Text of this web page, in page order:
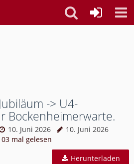
-> U4-
Bockenheimerwarte.
10. Juni 2026
10. Juni 2026
mal gelesen
Herunterladen